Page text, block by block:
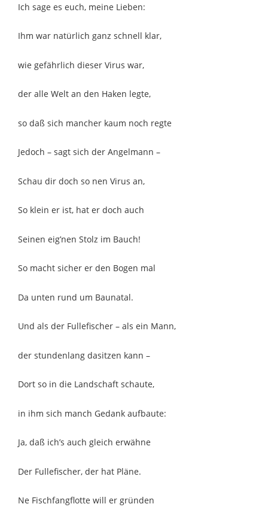
Ich sage es euch, meine Lieben:
Ihm war natürlich ganz schnell klar,
wie gefährlich dieser Virus war,
der alle Welt an den Haken legte,
so daß sich mancher kaum noch regte
Jedoch – sagt sich der Angelmann –
Schau dir doch so nen Virus an,
So klein er ist, hat er doch auch
Seinen eig’nen Stolz im Bauch!
So macht sicher er den Bogen mal
Da unten rund um Baunatal.
Und als der Fullefischer – als ein Mann,
der stundenlang dasitzen kann –
Dort so in die Landschaft schaute,
in ihm sich manch Gedank aufbaute:
Ja, daß ich’s auch gleich erwähne
Der Fullefischer, der hat Pläne.
Ne Fischfangflotte will er gründen